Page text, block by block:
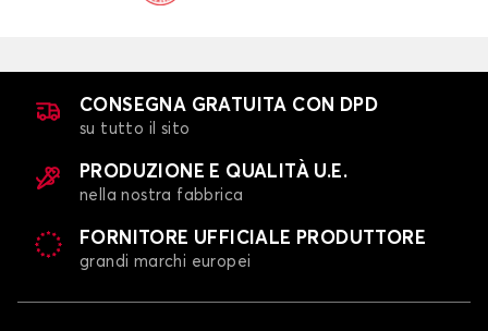
CONSEGNA GRATUITA CON DPD
su tutto il sito
PRODUZIONE E QUALITÀ U.E.
nella nostra fabbrica
FORNITORE UFFICIALE PRODUTTORE
grandi marchi europei